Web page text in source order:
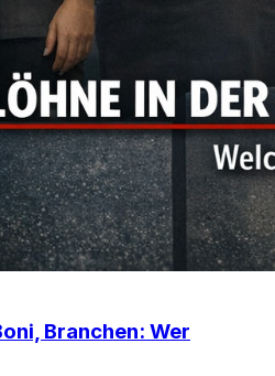
Branchen: Wer